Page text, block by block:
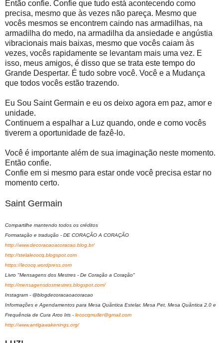
Então confie. Confie que tudo está acontecendo como
precisa, mesmo que às vezes não pareça. Mesmo que
vocês mesmos se encontrem caindo nas armadilhas, na
armadilha do medo, na armadilha da ansiedade e angústia
vibracionais mais baixas, mesmo que vocês caiam às
vezes, vocês rapidamente se levantam mais uma vez. E
isso, meus amigos, é disso que se trata este tempo do
Grande Despertar. É tudo sobre você. Você e a Mudança
que todos vocês estão trazendo.
Eu Sou Saint Germain e eu os deixo agora em paz, amor e
unidade.
Continuem a espalhar a Luz quando, onde e como vocês
tiverem a oportunidade de fazê-lo.
Você é importante além de sua imaginação neste momento.
Então confie.
Confie em si mesmo para estar onde você precisa estar no
momento certo.
Saint Germain
Compartilhe mantendo todos os créditos
Formatação e tradução - DE CORAÇÃO A CORAÇÃO
http://www.decoracaoacoracao.blog.br/
http://stelalecocq.blogspot.com
https://lecocq.wordpress.com
Livro "Mensagens dos Mestres - De Coração a Coração"
http://mensagensdosmestres.blogspot.com/
Instagram - @blogdecoracaoacoracao
Informações e Agendamentos para Mesa Quântica Estelar, Mesa Pet, Mesa Quântica 2.0 e
Frequência de Cura Arco Iris - lecocqmuller@gmail.com
http://www.antigawakenings.org/